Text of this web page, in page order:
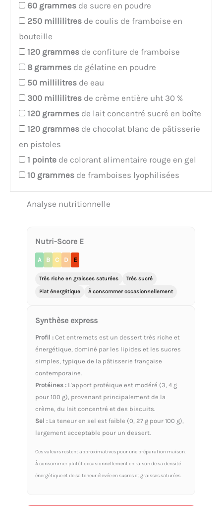
60 grammes de sucre en poudre
250 millilitres de coulis de framboise en
bouteille
120 grammes de confiture de framboise
8 grammes de gélatine en poudre
50 millilitres de eau
300 millilitres de crème entière uht 30 %
120 grammes de lait concentré sucré en boîte
120 grammes de chocolat blanc de pâtisserie
en pistoles
1 pointe de colorant alimentaire rouge en gel
10 grammes de framboises lyophilisées
Analyse nutritionnelle
Nutri-Score E
A B C D E
Très riche en graisses saturées
Très sucré
Plat énergétique
À consommer occasionnellement
Synthèse express
Profil : Cet entremets est un dessert très riche et
énergétique, dominé par les lipides et les sucres
simples, typique de la pâtisserie française
contemporaine.
Protéines : L'apport protéique est modéré (3, 4 g
pour 100 g), provenant principalement de la
crème, du lait concentré et des biscuits.
Sel : La teneur en sel est faible (0, 27 g pour 100 g),
largement acceptable pour un dessert.
Ces valeurs restent approximatives pour une préparation maison.
À consommer plutôt occasionnellement en raison de sa densité
énergétique et de sa teneur élevée en sucres et graisses saturées.